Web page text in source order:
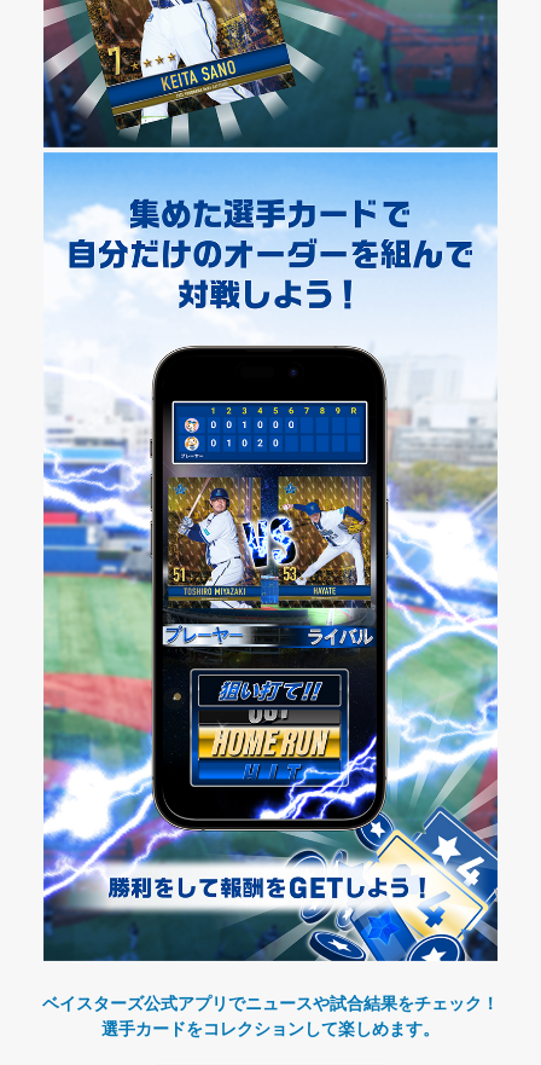
ベイスターズ公式アプリでニュースや試合結果をチェック！
選手カードをコレクションして楽しめます。